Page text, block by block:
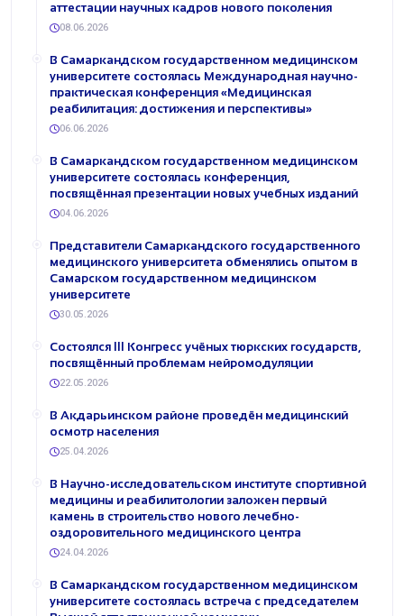
аттестации научных кадров нового поколения
08.06.2026
В Самаркандском государственном медицинском
университете состоялась Международная научно-
практическая конференция «Медицинская
реабилитация: достижения и перспективы»
06.06.2026
В Самаркандском государственном медицинском
университете состоялась конференция,
посвящённая презентации новых учебных изданий
04.06.2026
Представители Самаркандского государственного
медицинского университета обменялись опытом в
Самарском государственном медицинском
университете
30.05.2026
Состоялся III Конгресс учёных тюркских государств,
посвящённый проблемам нейромодуляции
22.05.2026
В Акдарьинском районе проведён медицинский
осмотр населения
25.04.2026
В Научно-исследовательском институте спортивной
медицины и реабилитологии заложен первый
камень в строительство нового лечебно-
оздоровительного медицинского центра
24.04.2026
В Самаркандском государственном медицинском
университете состоялась встреча с председателем